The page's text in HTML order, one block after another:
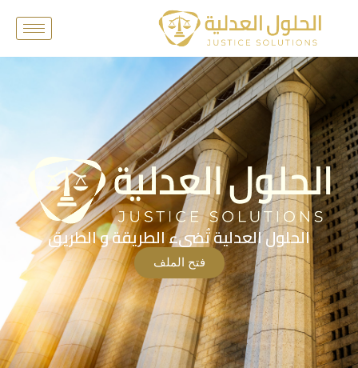
الحلول العدلية تُضيء الطريقة و الطريق
فتح الملف